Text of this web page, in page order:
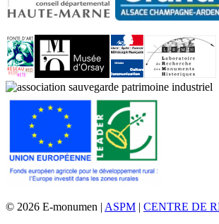
© 2026 E-monumen | ASPM | CENTRE DE